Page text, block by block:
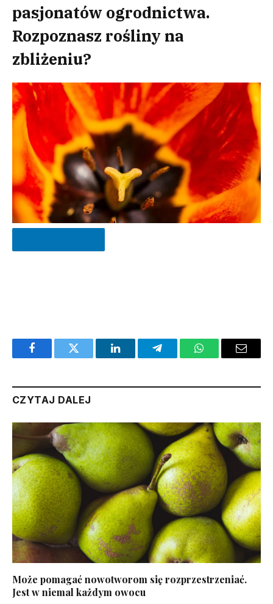
pasjonatów ogrodnictwa.
Rozpoznasz rośliny na
zbliżeniu?
FacebookTwitter LinkedInTelegramWhatsAppEmail
CZYTAJ DALEJ
Może pomagać nowotworom się rozprzestrzeniać.
Jest w niemal każdym owocu